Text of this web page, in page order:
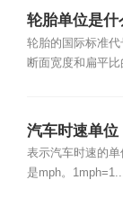
轮胎单位是什
轮胎的国际标准
断面宽度和扁平比
汽车时速单位
表示汽车时速的
是mph。